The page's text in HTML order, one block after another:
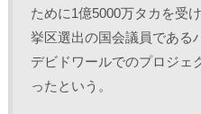
開
ま
す
)
新
い
ウ
ィ
ド
ウ
で
き
ま
す
)
ために1億5000万タカを受
挙区選出の国会議員である
デビドワールでのプロジェ
ったという。